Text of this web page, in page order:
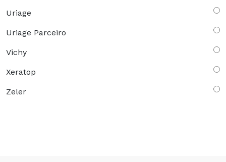
Uriage
Uriage Parceiro
Vichy
Xeratop
Zeler